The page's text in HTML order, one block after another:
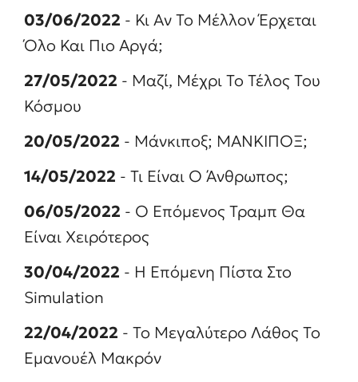
03/06/2022 - Κι Αν Το Μέλλον Έρχεται
Όλο Και Πιο Αργά;
27/05/2022 - Μαζί, Μέχρι Το Τέλος Του
Κόσμου
20/05/2022 - Μάνκιποξ; ΜΑΝΚΙΠΟΞ;
14/05/2022 - Τι Είναι Ο Άνθρωπος;
06/05/2022 - Ο Επόμενος Τραμπ Θα
Είναι Χειρότερος
30/04/2022 - Η Επόμενη Πίστα Στο
Simulation
22/04/2022 - Το Μεγαλύτερο Λάθος Το
Εμανουέλ Μακρόν